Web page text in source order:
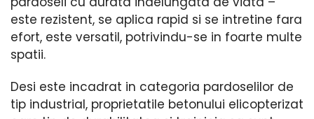
este rezistent, se aplica rapid si se intretine fara
efort, este versatil, potrivindu-se in foarte multe
spatii.
Desi este incadrat in categoria pardoselilor de
tip industrial, proprietatile betonului elicopterizat